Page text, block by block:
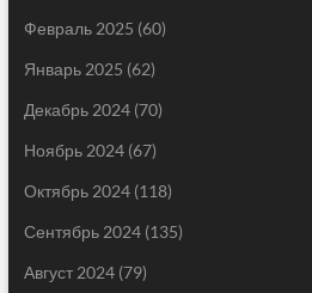
Февраль 2025 (60)
Январь 2025 (62)
Декабрь 2024(70)
Ноябрь 2024(67)
Октябрь 2024(118)
Сентябрь 2024(135)
Август 2024(79)